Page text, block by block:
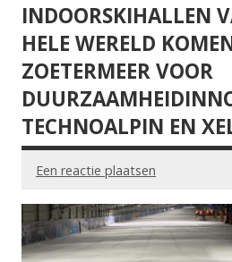
INDOORSKIHALLEN
HELE WERELD
ZOETERMEER VOOR
TECHNOALPIN EN
Een reactie plaatsen